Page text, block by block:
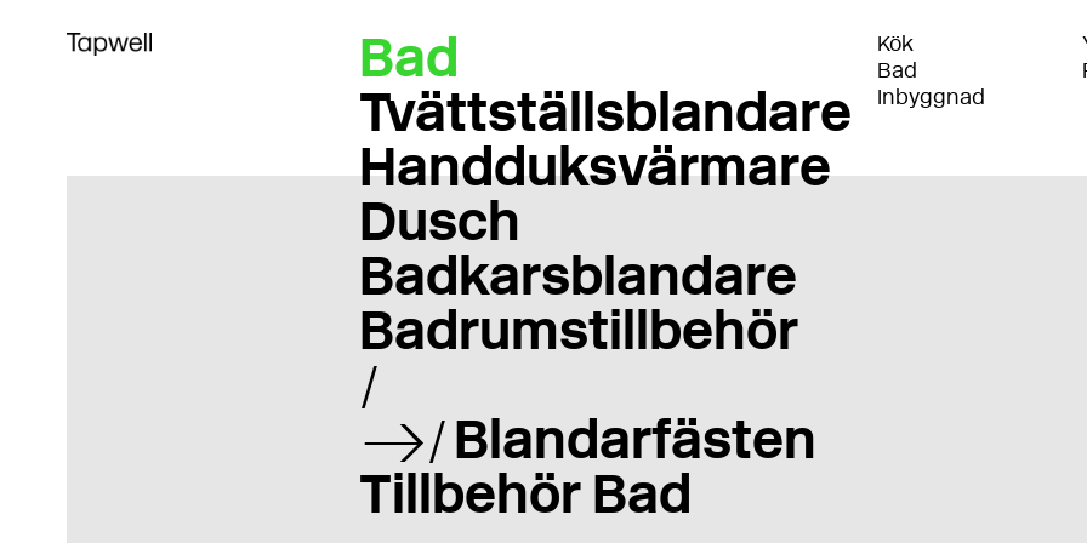
Bad
Tvättställsblandare
Handduksvärmare
Dusch
Badkarsblandare
Badrumstillbehör
Blandarfästen
Tillbehör Bad
Kök
Bad
Inbyggnad